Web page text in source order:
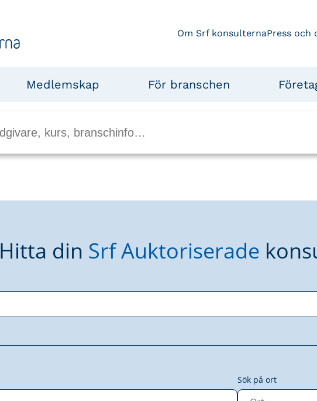
Om Srf konsulternaPress och
Medlemskap För branschen
Hitta din Srf Auktoriserade
Sök på ort